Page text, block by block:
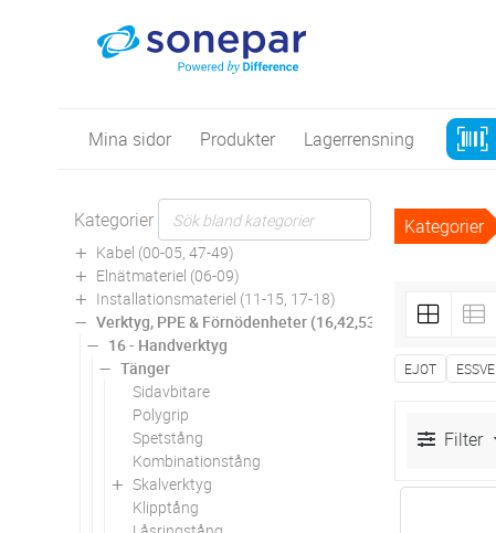
Mina sidor Produkter Lagerrensning
Kategorier
Kabel (00-05, 47-49)
Elnätmateriel (06-09)
Installationsmateriel (11-15, 17-18)
Verktyg, PPE & Förnödenheter (16,42,53,94)
16 - Handverktyg
Tänger
Sidavbitare
Polygrip
Spetstång
Kombinationstång
Skalverktyg
Klipptång
Kategorier
EJOT ESSVE
Filter